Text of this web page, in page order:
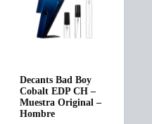
pueden
de
producto
Decants Bad Boy
Cobalt EDP CH –
Muestra Original –
Hombre